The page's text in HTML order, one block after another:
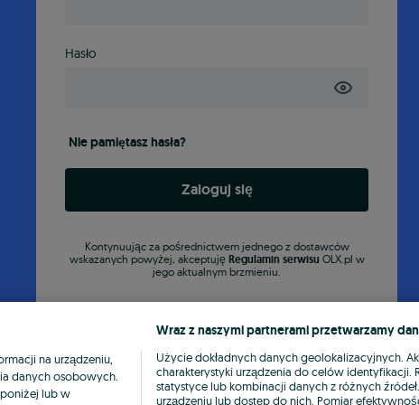
Hasło
Nie pamiętasz hasła?
Zaloguj się
Kontynuując za pośrednictwem jednego z dostawców
wskazanych powyżej, akceptuję Regulamin serwisu OLX.pl w
jego aktualnym brzmieniu.
na urządzeniu,
danych osobowych.
lub w
Wraz z naszymi partnerami przetwarzamy
Użycie dokładnych danych geolokalizacyjnych.
charakterystyki urządzenia do celów identyfikacji.
statystyce lub kombinacji danych z różnych
urządzeniu lub dostęp do nich. Pomiar